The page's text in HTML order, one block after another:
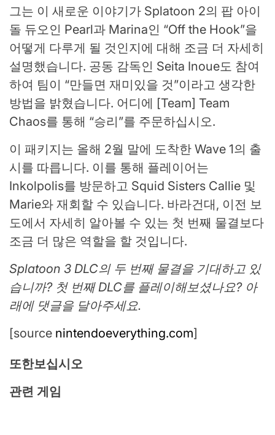
그는 이 새로운 이야기가 Splatoon 2의 팝 아이
돌 듀오인 Pearl과 Marina인 “Off the Hook”을
어떻게 다루게 될 것인지에 대해 조금 더 자세히
설명했습니다. 공동 감독인 Seita Inoue도 참여
하여 팀이 “만들면 재미있을 것”이라고 생각한
방법을 밝혔습니다. 어디에 [Team] Team
Chaos를 통해 “승리”를 주문하십시오.
이 패키지는 올해 2월 말에 도착한 Wave 1의 출
시를 따릅니다. 이를 통해 플레이어는
Inkolpolis를 방문하고 Squid Sisters Callie 및
Marie와 재회할 수 있습니다. 바라건대, 이전 보
도에서 자세히 알아볼 수 있는 첫 번째 물결보다
조금 더 많은 역할을 할 것입니다.
Splatoon 3 DLC의 두 번째 물결을 기대하고 있
습니까? 첫 번째 DLC를 플레이해보셨나요? 아
래에 댓글을 달아주세요.
[source nintendoeverything.com]
또한보십시오
관련 게임